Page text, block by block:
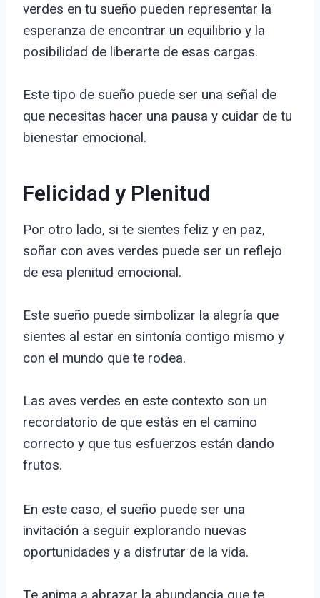
verdes en tu sueño pueden representar la
esperanza de encontrar un equilibrio y la
posibilidad de liberarte de esas cargas.
Este tipo de sueño puede ser una señal de
que necesitas hacer una pausa y cuidar de tu
bienestar emocional.
Felicidad y Plenitud
Por otro lado, si te sientes feliz y en paz,
soñar con aves verdes puede ser un reflejo
de esa plenitud emocional.
Este sueño puede simbolizar la alegría que
sientes al estar en sintonía contigo mismo y
con el mundo que te rodea.
Las aves verdes en este contexto son un
recordatorio de que estás en el camino
correcto y que tus esfuerzos están dando
frutos.
En este caso, el sueño puede ser una
invitación a seguir explorando nuevas
oportunidades y a disfrutar de la vida.